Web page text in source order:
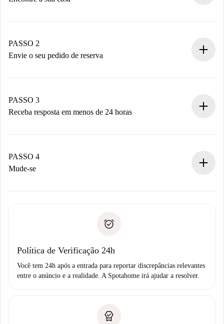
Você tem todas as informações necessárias
antecipadamente.
PASSO 2
Envie o seu pedido de reserva
Não cobramos nada até que o proprietário confirme.
PASSO 3
Receba resposta em menos de 24 horas
proprietário.
Se recusada: não cobraremos nada e ofereceremos
Débito direto bancário
PASSO 4
Mude-se
não comunicar nenhum problema.
Política de Verificação 24h
Você tem 24h após a entrada para reportar discrepâncias relevantes
entre o anúncio e a realidade. A Spotahome irá ajudar a resolver.